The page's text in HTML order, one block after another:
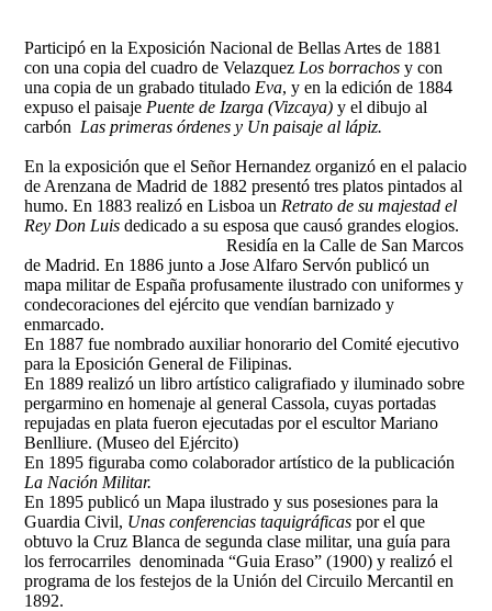
Participó en la Exposición Nacional de Bellas Artes de 1881
con una copia del cuadro de Velazquez Los borrachos y con
una copia de un grabado titulado Eva, y en la edición de 1884
expuso el paisaje Puente de Izarga (Vizcaya)y el dibujo al
carbón Las primeras órdenes y Un paisaje al lápiz.
En la exposición que el Señor Hernandez organizó en el palacio
de Arenzana de Madrid de 1882 presentó tres platos pintados al
humo. En 1883 realizó en Lisboa un Retrato de su majestad el
Rey Don Luis dedicado a su esposa que causó grandes elogios.
Residía en la Calle de San Marcos
de Madrid. En 1886 junto a Jose Alfaro Servón publicó un
mapa militar de España profusamente ilustrado con uniformes y
condecoraciones del ejército que vendían barnizado y
enmarcado.
En 1887 fue nombrado auxiliar honorario del Comité ejecutivo
para la Eposición General de Filipinas.
En 1889 realizó un libro artístico caligrafiado y iluminado sobre
pergarmino en homenaje al general Cassola, cuyas portadas
repujadas en plata fueron ejecutadas por el escultor Mariano
Benlliure. (Museo del Ejército)
En 1895 figuraba como colaborador artístico de la publicación
La Nación Militar.
En 1895 publicó un Mapa ilustrado y sus posesiones para la
Guardia Civil, Unas conferencias taquigráficaspor el que
obtuvo la Cruz Blanca de segunda clase militar, una guía para
los ferrocarriles denominada “Guia Eraso” (1900) y realizó el
programa de los festejos de la Unión del Circuilo Mercantil en
1892.